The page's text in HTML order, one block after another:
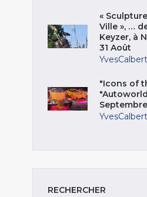
«
Ville », …
Keyzer, à
31 Août
YvesCalbert
"Icons of
Septembre
YvesCalbert
RECHERCHER